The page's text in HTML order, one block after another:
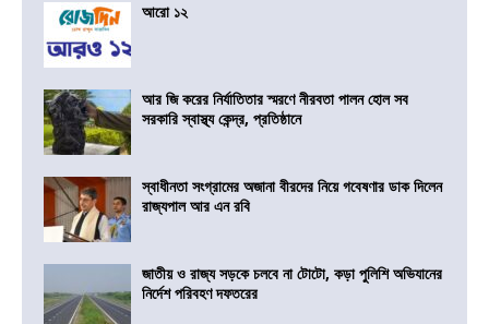
আরো ১২
আর জি করের নির্যাতিতার স্মরণে নীরবতা পালন হোল সব
সরকারি স্বাস্থ্য কেন্দ্র, প্রতিষ্ঠানে
স্বাধীনতা সংগ্রামের অজানা বীরদের নিয়ে গবেষণার ডাক দিলেন
রাজ্যপাল আর এন রবি
জাতীয় ও রাজ্য সড়কে চলবে না টোটো, কড়া পুলিশি অভিযানের
নির্দেশ পরিবহণ দফতরের